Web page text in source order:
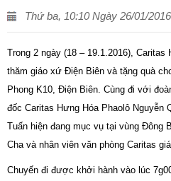
Thứ ba, 10:10 Ngày 26/01/2016
Trong 2 ngày (18 – 19.1.2016),
thăm giáo xứ Điện Biên và tặng quà
Phong K10, Điện Biên. Cùng đi với
đốc Caritas Hưng Hóa Phaolô Nguyễn
Tuấn hiện đang mục vụ tại vùng
Cha và nhân viên văn phòng Caritas
Chuyến đi được khởi hành vào lúc